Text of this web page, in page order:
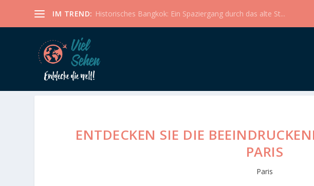
IM TREND: Historisches Bangkok: Ein Spaziergang durch das alte St...
ENTDECKEN SIE DIE
PARIS
Paris